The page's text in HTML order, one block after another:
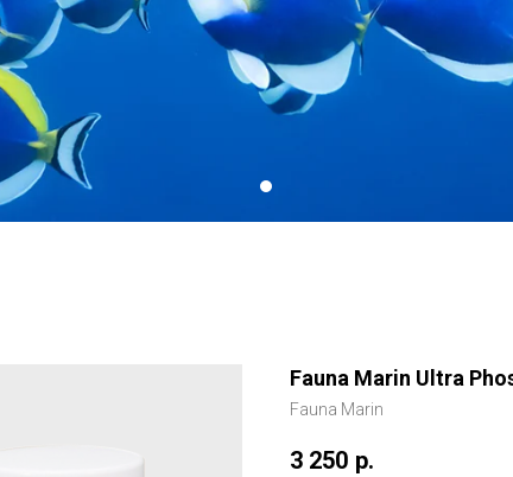
Fauna Marin Ultra
Fauna Marin
3 250 р.